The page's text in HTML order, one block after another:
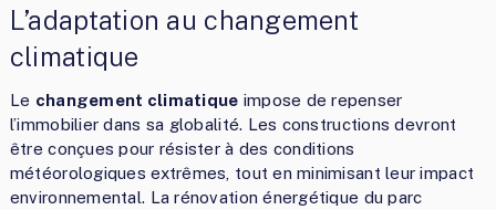
L’adaptation au changement
climatique
Le changement climatique impose de repenser
l’immobilier dans sa globalité. Les constructions devront
être conçues pour résister à des conditions
météorologiques extrêmes, tout en minimisant leur impact
environnemental. La rénovation énergétique du parc